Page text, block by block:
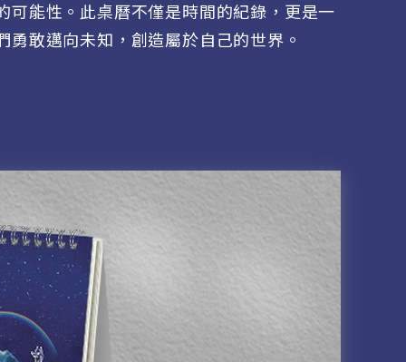
可能性。此桌曆不僅是時間的紀錄，更是一
敢邁向未知，創造屬於自己的世界。